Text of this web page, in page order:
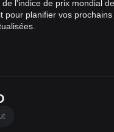
l'indice de prix mondial
planifier vos